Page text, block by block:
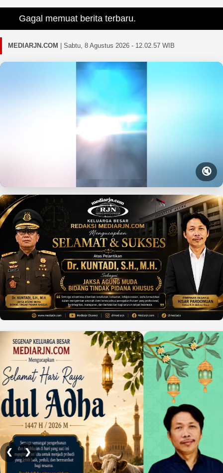
Gagal memuat berita terbaru.
MEDIARJN.COM Sabtu, 8 Agustus 2026 - 12.02.59 WIB
🔇
❮ ❯